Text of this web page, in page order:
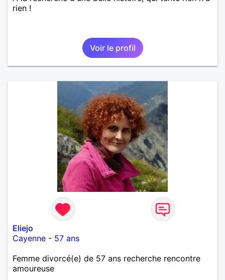
rien !
Voir le profil
Eliejo
Cayenne - 57 ans
Femme divorcé(e) de 57 ans recherche rencontre
amoureuse